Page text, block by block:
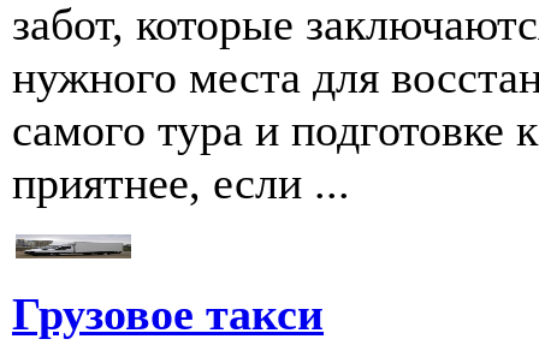
забот, которые
нужного места для
самого тура и подготовке
приятнее, если ...
Грузовое такси